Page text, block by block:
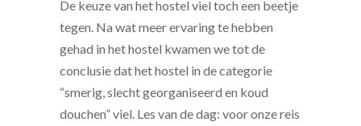
De keuze van het hostel viel toch een beetje
tegen. Na wat meer ervaring te hebben
gehad in het hostel kwamen we tot de
conclusie dat het hostel in de categorie
“smerig, slecht georganiseerd en koud
douchen” viel. Les van de dag: voor onze reis